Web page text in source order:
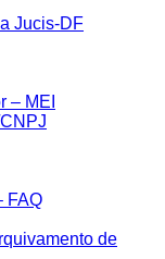
Jucis-DF
– MEI
FAQ
de